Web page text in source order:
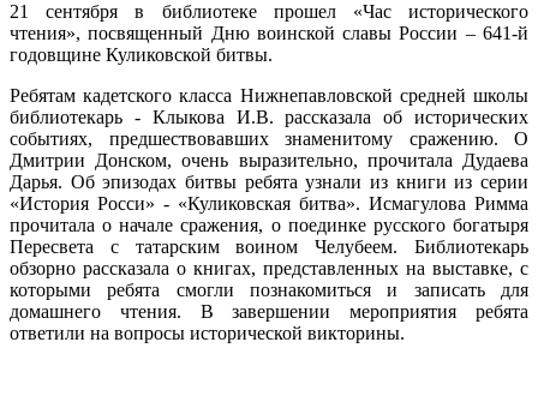
21 сентября в библиотеке прошел «Час исторического
чтения», посвященный Дню воинской славы России – 641-й
годовщине Куликовской битвы.
Ребятам кадетского класса Нижнепавловской средней школы
библиотекарь - Клыкова И.В. рассказала об исторических
событиях, предшествовавших знаменитому сражению. О
Дмитрии Донском, очень выразительно, прочитала Дудаева
Дарья. Об эпизодах битвы ребята узнали из книги из серии
«История Росси» - «Куликовская битва». Исмагулова Римма
прочитала о начале сражения, о поединке русского богатыря
Пересвета с татарским воином Челубеем. Библиотекарь
обзорно рассказала о книгах, представленных на выставке, с
которыми ребята смогли познакомиться и записать для
домашнего чтения. В завершении мероприятия ребята
ответили на вопросы исторической викторины.